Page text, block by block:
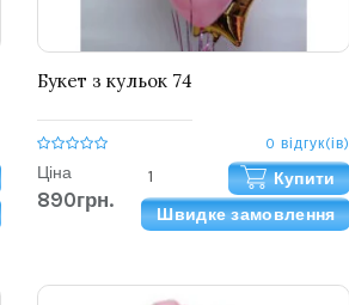
Букет з кульок 74
0 відгук(ів)
Ціна
890грн.
Купити
Швидке замовлення